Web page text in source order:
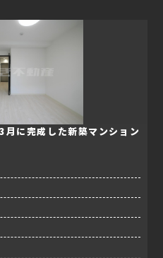
月に完成した新築マンション